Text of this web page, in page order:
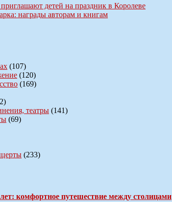
детей на праздник в Королеве
награды авторам и книгам
(107)
(120)
(169)
театры (141)
(69)
(233)
комфортное путешествие между столицами